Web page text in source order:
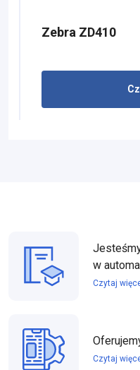
Zebra ZD410
w
Czytaj
Czytaj